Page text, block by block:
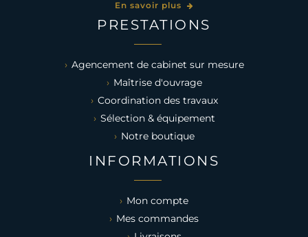
En savoir plus
PRESTATIONS
Agencement de cabinet sur mesure
Maîtrise d'ouvrage
Coordination des travaux
Sélection & équipement
Notre boutique
INFORMATIONS
Mon compte
Mes commandes